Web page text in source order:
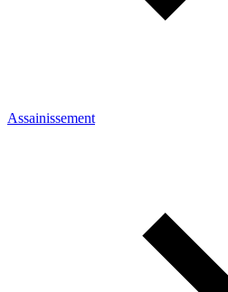
Assainissement